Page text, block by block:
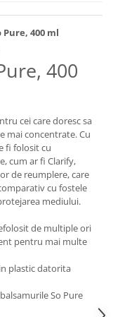
400 ml
400
cei care doresc sa
mai concentrate. Cu
fi folosit cu
cum ar fi Clarify,
de reumplere, care
cu fostele
mediului.
de multiple ori
pentru mai multe
plastic datorita
So Pure